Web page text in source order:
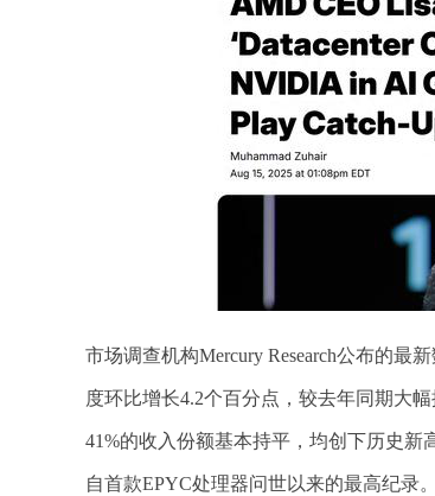
市场调查机构Mercury Research公布的最
度环比增长4.2个百分点，较去年同期大
41%的收入份额基本持平，均创下历史新
自首款EPYC处理器问世以来的最高纪录。